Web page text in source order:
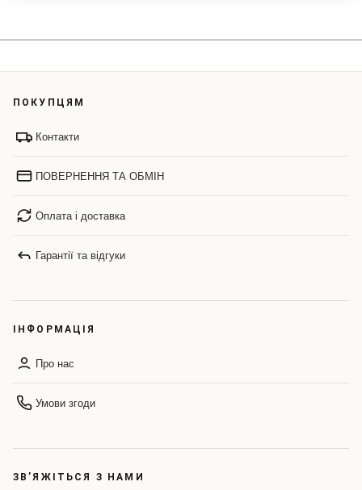
ПОКУПЦЯМ
Контакти
ПОВЕРНЕННЯ ТА ОБМІН
Оплата і доставка
Гарантії та відгуки
ІНФОРМАЦІЯ
Про нас
Умови згоди
ЗВ’ЯЖІТЬСЯ З НАМИ